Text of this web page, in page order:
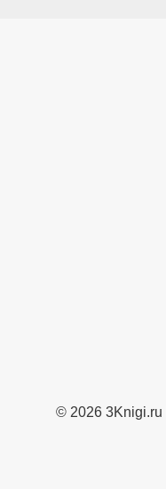
© 2026 3Knigi.ru